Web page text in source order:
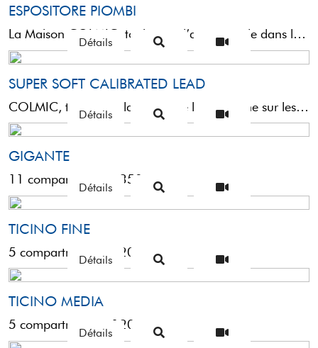
ESPOSITORE PIOMBI
La Maison COLMIC, toujours à l’avant-garde dans la recherche sur les matières premières, a fait un gros ...
Détails
SUPER SOFT CALIBRATED LEAD
COLMIC, toujours à la pointe de la recherche sur les matières premières, a réalisé un investissement important ...
Détails
GIGANTE
11 compartments – 350gr
Détails
TICINO FINE
5 compartments – 120gr
Détails
TICINO MEDIA
5 compartments – 120gr
Détails